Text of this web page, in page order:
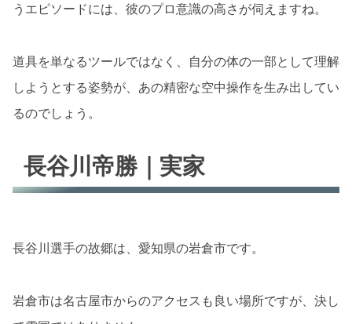
うエピソードには、彼のプロ意識の高さが伺えますね。
道具を単なるツールではなく、自分の体の一部として理解
しようとする姿勢が、あの精密な空中操作を生み出してい
るのでしょう。
長谷川帝勝｜実家
長谷川選手の故郷は、愛知県の岩倉市です。
岩倉市は名古屋市からのアクセスも良い場所ですが、決し